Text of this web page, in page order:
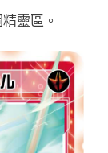
靈區。